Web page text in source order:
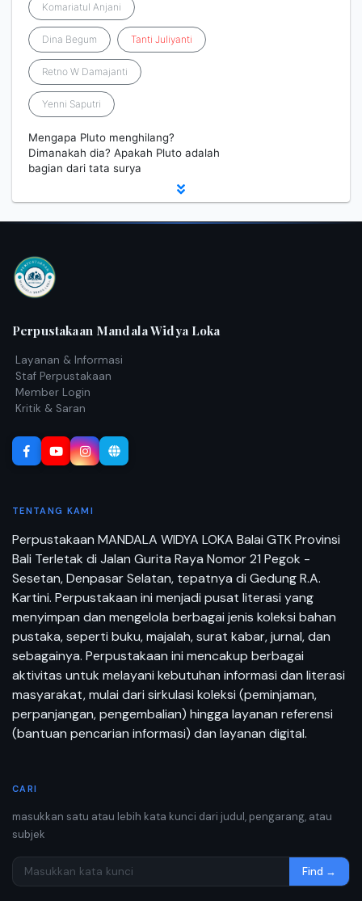
Komariatul Anjani
Dina Begum Tanti Juliyanti
Retno W Damajanti
Yenni Saputri
Mengapa Pluto menghilang?
Dimanakah dia? Apakah Pluto adalah
bagian dari tata surya
Perpustakaan Mandala Widya Loka
Layanan & Informasi
Staf Perpustakaan
Member Login
Kritik & Saran
TENTANG KAMI
Perpustakaan MANDALA WIDYA LOKA Balai GTK Provinsi
Bali Terletak di Jalan Gurita Raya Nomor 21 Pegok -
Sesetan, Denpasar Selatan, tepatnya di Gedung R.A.
Kartini. Perpustakaan ini menjadi pusat literasi yang
menyimpan dan mengelola berbagai jenis koleksi bahan
pustaka, seperti buku, majalah, surat kabar, jurnal, dan
sebagainya. Perpustakaan ini mencakup berbagai
aktivitas untuk melayani kebutuhan informasi dan literasi
masyarakat, mulai dari sirkulasi koleksi (peminjaman,
perpanjangan, pengembalian) hingga layanan referensi
(bantuan pencarian informasi) dan layanan digital.
CARI
masukkan satu atau lebih kata kunci dari judul, pengarang, atau
subjek
Find →